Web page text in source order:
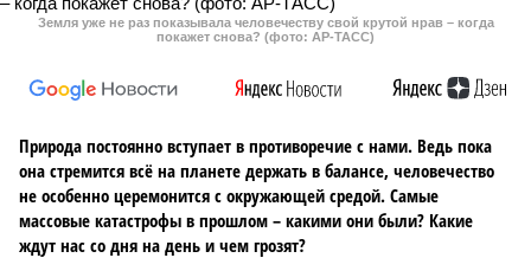
Земля уже не раз показывала человечеству свой крутой нрав – когда
покажет снова? (фото: АР-ТАСС)
Природа постоянно вступает в противоречие с нами. Ведь пока
она стремится всё на планете держать в балансе, человечество
не особенно церемонится с окружающей средой. Самые
массовые катастрофы в прошлом – какими они были? Какие
ждут нас со дня на день и чем грозят?